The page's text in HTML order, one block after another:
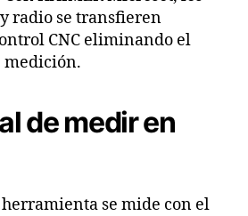
radio se transfieren
CNC eliminando el
medición.
de medir en
herramienta se mide con el